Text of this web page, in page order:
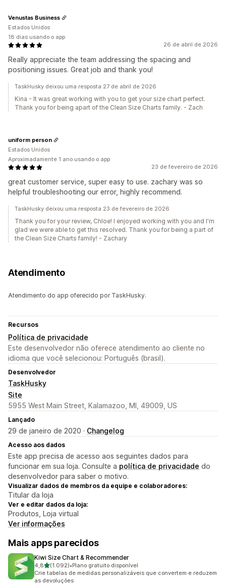
26 de abril de 2026
Really appreciate the team addressing the spacing and
positioning issues. Great job and thank you!
Venustas Business
Estados Unidos
18 dias usando o app
TaskHusky deixou uma resposta 27 de abril de 2026
Kina - It was great working with you to get your size chart perfect.
Thank you for being apart of the Clean Size Charts family. - Zach
23 de fevereiro de 2026
great customer service, super easy to use. zachary was so
helpful troubleshooting our error, highly recommend.
uniform person
Estados Unidos
Aproximadamente 1 ano usando o app
TaskHusky deixou uma resposta 23 de fevereiro de 2026
Thank you for your review, Chloe! I enjoyed working with you and I'm
glad we were able to get this resolved. Thank you for being a part of
the Clean Size Charts family! - Zachary
Atendimento
Atendimento do app oferecido por TaskHusky.
Recursos
Política de privacidade
Este desenvolvedor não oferece atendimento ao cliente no
idioma que você selecionou: Português (brasil).
Desenvolvedor
TaskHusky
Site
5955 West Main Street, Kalamazoo, MI, 49009, US
Lançado
29 de janeiro de 2020 · Changelog
Acesso aos dados
Este app precisa de acesso aos seguintes dados para
funcionar em sua loja. Consulte a política de privacidade do
desenvolvedor para saber o motivo.
Visualizar dados de membros da equipe e colaboradores:
Titular da loja
Ver e editar dados da loja:
Produtos, Loja virtual
Ver informações
Mais apps parecidos
Kiwi Size Chart & Recommender
4,8de 5 estrelas
(1.092)
1092 avaliações ao todo
•Plano gratuito disponível
Crie tabelas de medidas personalizáveis que convertem e reduzem
as devoluções